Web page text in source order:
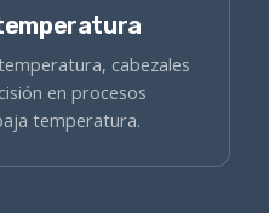
cabezales
en procesos
temperatura.